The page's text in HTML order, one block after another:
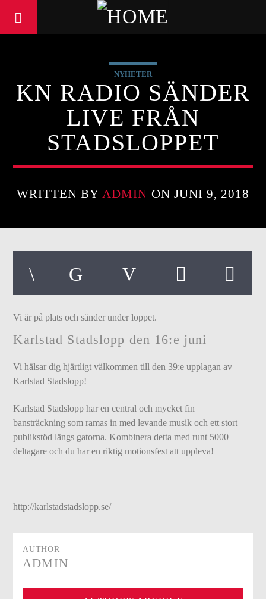
NYHETER
KN RADIO SÄNDER
LIVE FRÅN
STADSLOPPET
WRITTEN BY ADMIN ON JUNI 9, 2018
Vi är på plats och sänder under loppet.
Karlstad Stadslopp den 16:e juni
Vi hälsar dig hjärtligt välkommen till den 39:e upplagan av
Karlstad Stadslopp!
Karlstad Stadslopp har en central och mycket fin
bansträckning som ramas in med levande musik och ett stort
publikstöd längs gatorna. Kombinera detta med runt 5000
deltagare och du har en riktig motionsfest att uppleva!
http://karlstadstadslopp.se/
AUTHOR
ADMIN